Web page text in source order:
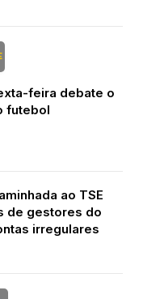
feira debate o
futebol
ao TSE
de gestores do
irregulares